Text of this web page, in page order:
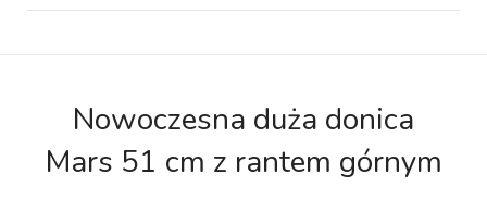
Nowoczesna duża donica
Mars 51 cm z rantem górnym